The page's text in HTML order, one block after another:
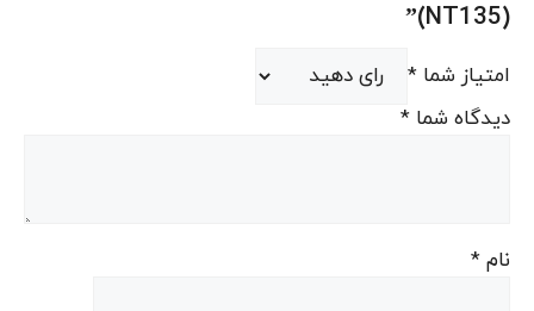
(NT135)”
امتیاز شما *
دیدگاه شما *
نام *